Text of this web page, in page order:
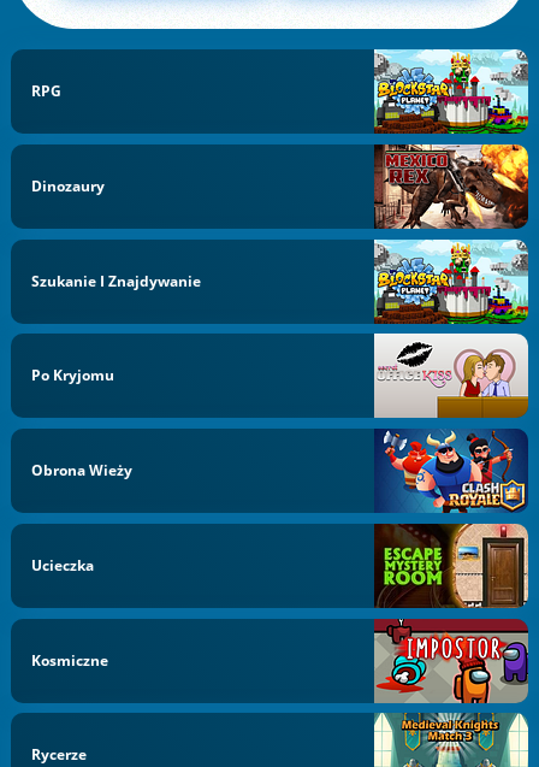
RPG
Dinozaury
Szukanie I Znajdywanie
Po Kryjomu
Obrona Wieży
Ucieczka
Kosmiczne
Rycerze